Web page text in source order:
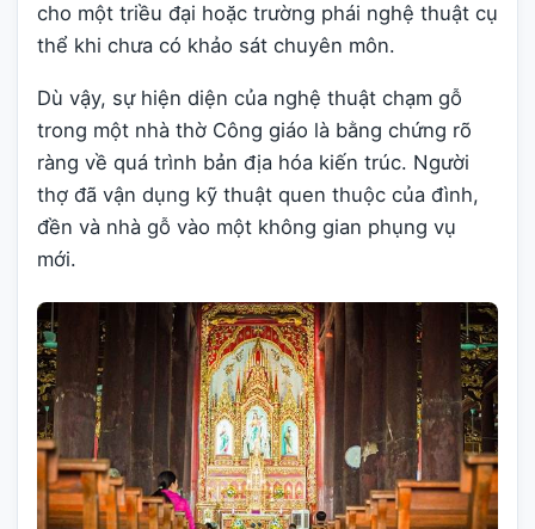
cho một triều đại hoặc trường phái nghệ thuật cụ
thể khi chưa có khảo sát chuyên môn.
Dù vậy, sự hiện diện của nghệ thuật chạm gỗ
trong một nhà thờ Công giáo là bằng chứng rõ
ràng về quá trình bản địa hóa kiến trúc. Người
thợ đã vận dụng kỹ thuật quen thuộc của đình,
đền và nhà gỗ vào một không gian phụng vụ
mới.